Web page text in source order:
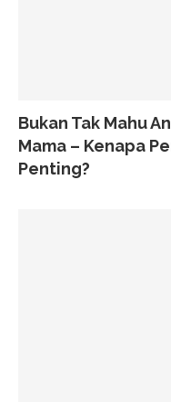
Bukan Tak Mahu
Mama – Kenapa
Penting?